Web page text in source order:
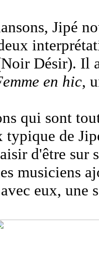
Jipé
Désir). Il
en hic,
qui sont
typique de
d'être sur
musiciens
eux, une